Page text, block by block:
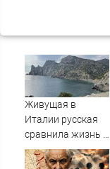
Живущая в
Италии русская
сравнила жизнь в
Европе и в Крыму